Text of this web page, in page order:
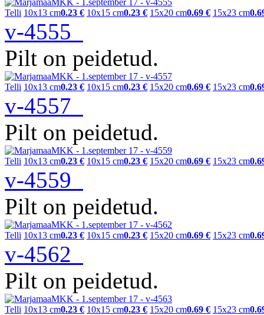
Telli 10x13 cm0.23 € 10x15 cm0.23 € 15x20 cm0.69 € 15x23 cm
v-4555
Pilt on peidetud.
Telli 10x13 cm0.23 € 10x15 cm0.23 € 15x20 cm0.69 € 15x23 cm
v-4557
Pilt on peidetud.
Telli 10x13 cm0.23 € 10x15 cm0.23 € 15x20 cm0.69 € 15x23 cm
v-4559
Pilt on peidetud.
Telli 10x13 cm0.23 € 10x15 cm0.23 € 15x20 cm0.69 € 15x23 cm
v-4562
Pilt on peidetud.
Telli 10x13 cm0.23 € 10x15 cm0.23 € 15x20 cm0.69 € 15x23 cm